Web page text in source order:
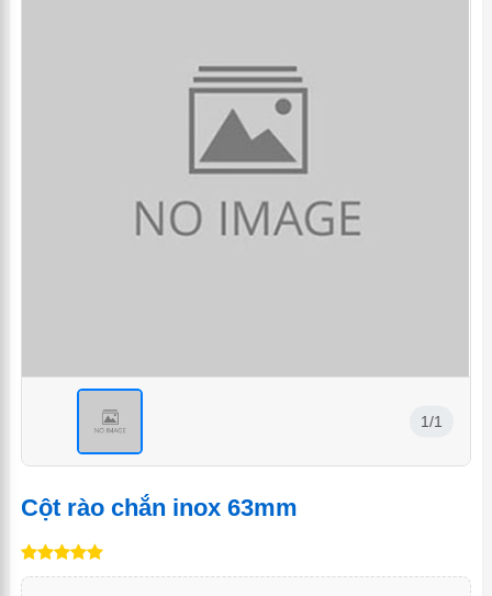
<
1/1
Cột rào chắn inox 63mm